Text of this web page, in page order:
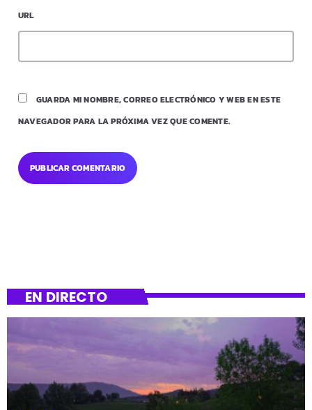
URL
GUARDA MI NOMBRE, CORREO ELECTRÓNICO Y WEB EN ESTE
NAVEGADOR PARA LA PRÓXIMA VEZ QUE COMENTE.
EN DIRECTO